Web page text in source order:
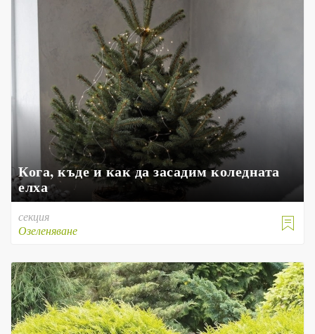
Кога, къде и как да засадим коледната
елха

секция
Озеленяване